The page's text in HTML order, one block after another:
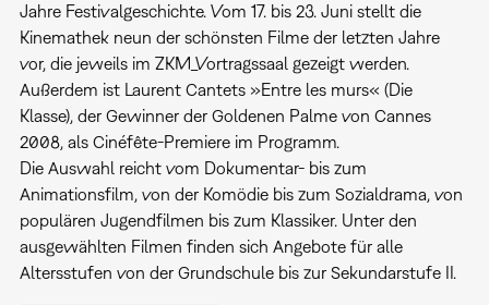
Jahre Festivalgeschichte. Vom 17. bis 23. Juni stellt die
Kinemathek neun der schönsten Filme der letzten Jahre
vor, die jeweils im ZKM_Vortragssaal gezeigt werden.
Außerdem ist Laurent Cantets »Entre les murs« (Die
Klasse), der Gewinner der Goldenen Palme von Cannes
2008, als Cinéfête-Premiere im Programm.
Die Auswahl reicht vom Dokumentar- bis zum
Animationsfilm, von der Komödie bis zum Sozialdrama, von
populären Jugendfilmen bis zum Klassiker. Unter den
ausgewählten Filmen finden sich Angebote für alle
Altersstufen von der Grundschule bis zur Sekundarstufe II.